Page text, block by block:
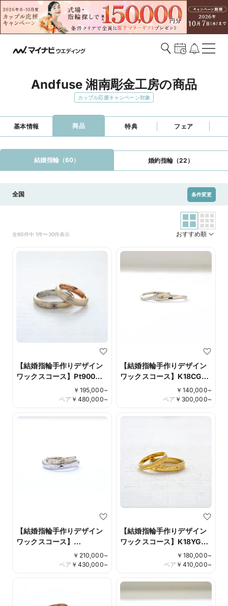
Andfuse 湘南彫金工房の商品
カップル応援キャンペーン対象
基本情報 商品 特典 フェア
結婚指輪（60） 婚約指輪（22）
全国 条件変更
全60件中 1件〜30件表示 おすすめ順
【結婚指輪手作りデザイン
ワックスコース】Pt900・
K18CG/K18PG つや消し仕
上げ コンビネーションリン
￥ 195,000~
￥ 480,000~
ペア
【結婚指輪手作りデザイン
ワックスコース】K18CG甲
丸鏡面仕上げ ダイアモンド
彫り留め Design No.012
￥ 140,000~
￥ 300,000~
ペア
【結婚指輪手作りデザイン
ワックスコース】
K18CG/Pt900 ハワイアン
彫刻仕上げ Design No.012
￥ 210,000~
￥ 430,000~
ペア
【結婚指輪手作りデザイン
ワックスコース】K18YG
Design No.spika￥ 180,000~
￥ 410,000~
ペア